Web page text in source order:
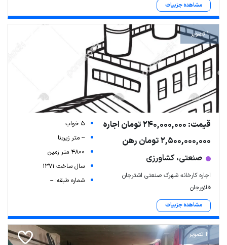
مشاهده جزییات
1 تصویر
قیمت: 240,000,000 تومان اجاره
2,500,000,000 تومان رهن
صنعتی، کشاورزی
اجاره کارخانه شهرک صنعتی اشترجان
فلاورجان
مشاهده جزییات
5 خواب
-- متر زیربنا
4800 متر زمین
سال ساخت 1371
شماره طبقه: --
2 تصویر